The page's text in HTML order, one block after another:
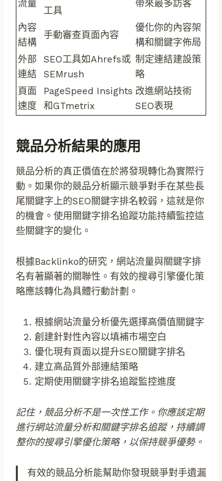
流量
工具
帶來最多訪客
內容
結構
手動審查頁面內容
優化你的內容架
構和關鍵字佈局
外部
連結
SEO工具如Ahrefs或
SEMrush
制定連結建設策
略
頁面
速度
PageSpeed Insights
和GTmetrix
改進網站技術
SEO表現
競品分析結果的應用
競品分析的真正價值在於將發現轉化為實際行
動。如果你的競品分析顯示競爭對手在某些長
尾關鍵字上的SEO關鍵字排名較弱，這就是你
的機會。使用關鍵字排名追蹤功能持續監控這
些關鍵字的變化。
根據Backlinko的研究，網站流量與關鍵字排
名有著顯著的關聯性。有效的搜尋引擎優化策
略應該轉化為具體行動計劃。
根據網站流量分析優先選擇高價值關鍵字
創建針對性內容以填補市場空白
優化現有頁面以提升SEO關鍵字排名
建立高品質外部連結策略
定期使用關鍵字排名追蹤監控進度
記住，競品分析不是一次性工作。你應該定期
進行網站流量分析和關鍵字排名追蹤，持續調
整你的搜尋引擎優化策略，以保持競爭優勢。
有效的競品分析能幫助你發現競爭對手遺漏